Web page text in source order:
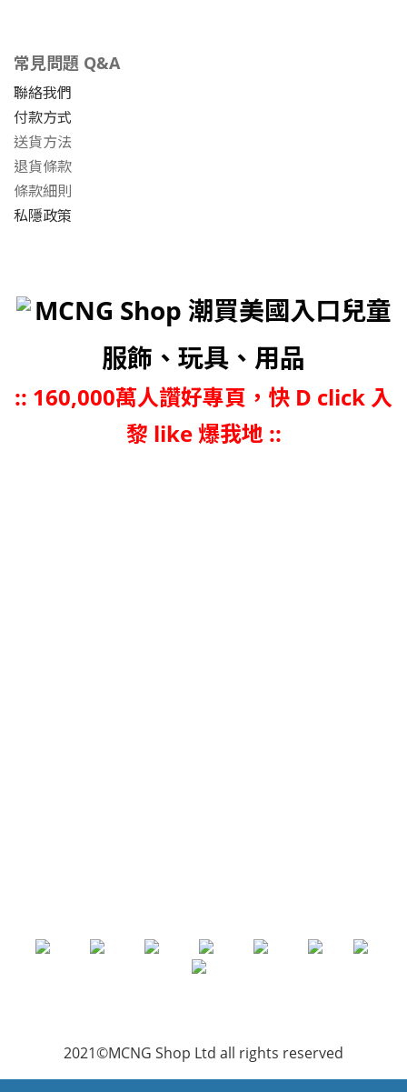
常見問題 Q&A
聯絡我們
付款方式
送貨方法
退貨條款
條款細則
私隱政策
MCNG Shop 潮買美國入口兒童
服飾、玩具、用品
:: 160,000萬人讚好專頁，快 D click 入
黎 like 爆我地 ::
2021©MCNG Shop Ltd all rights reserved